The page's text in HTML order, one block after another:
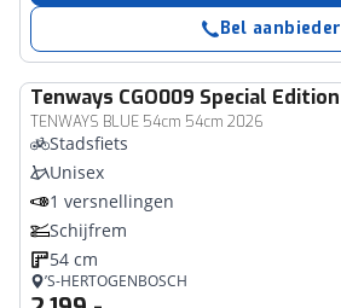
Bel aanbieder
Tenways CGO009 Special Edition
TENWAYS BLUE 54cm 54cm 2026
Stadsfiets
Unisex
1 versnellingen
Schijfrem
54 cm
’S-HERTOGENBOSCH